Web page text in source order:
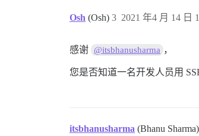
Osh (Osh) 2021 年4 月 14 日
3
感谢 @itsbhanusharma ，
您是否知道一名开发人员用
itsbhanusharma (Bhanu Sharma)